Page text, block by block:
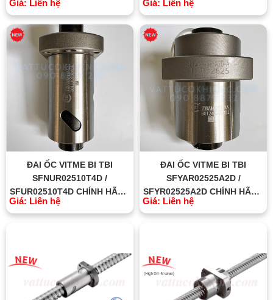
TBI MOTION ĐÀI LOAN
Giá: Liên hệ
TBI MOTION ĐÀI LOAN
Giá: Liên hệ
ĐAI ỐC VITME BI TBI
SFNUR02510T4D /
SFUR02510T4D CHÍNH HÃNG
TBI MOTION ĐÀI LOAN
Giá: Liên hệ
ĐAI ỐC VITME BI TBI
SFYAR02525A2D /
SFYR02525A2D CHÍNH HÃNG
TBI MOTION ĐÀI LOAN
Giá: Liên hệ